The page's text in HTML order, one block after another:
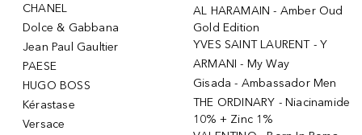
CHANEL
Dolce & Gabbana
Jean Paul Gaultier
PAESE
HUGO BOSS
Kérastase
Versace
AL HARAMAIN - Amber Oud
Gold Edition
YVES SAINT LAURENT - Y
ARMANI - My Way
Gisada - Ambassador Men
THE ORDINARY - Niacinamide
10% + Zinc 1%